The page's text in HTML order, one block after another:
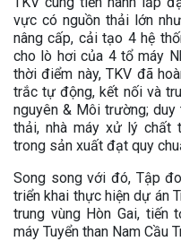
vực có nguồn thải lớn
nâng cấp, cải tạo 4 hệ
cho lò hơi của 4 tổ máy
thời điểm này, TKV đã
trắc tự động, kết nối và
nguyên & Môi trường;
thải, nhà máy xử lý chất
trong sản xuất đạt quy
Song song với đó, Tập
triển khai thực hiện dự án
trung vùng Hòn Gai, tiến
máy Tuyển than Nam Cầu